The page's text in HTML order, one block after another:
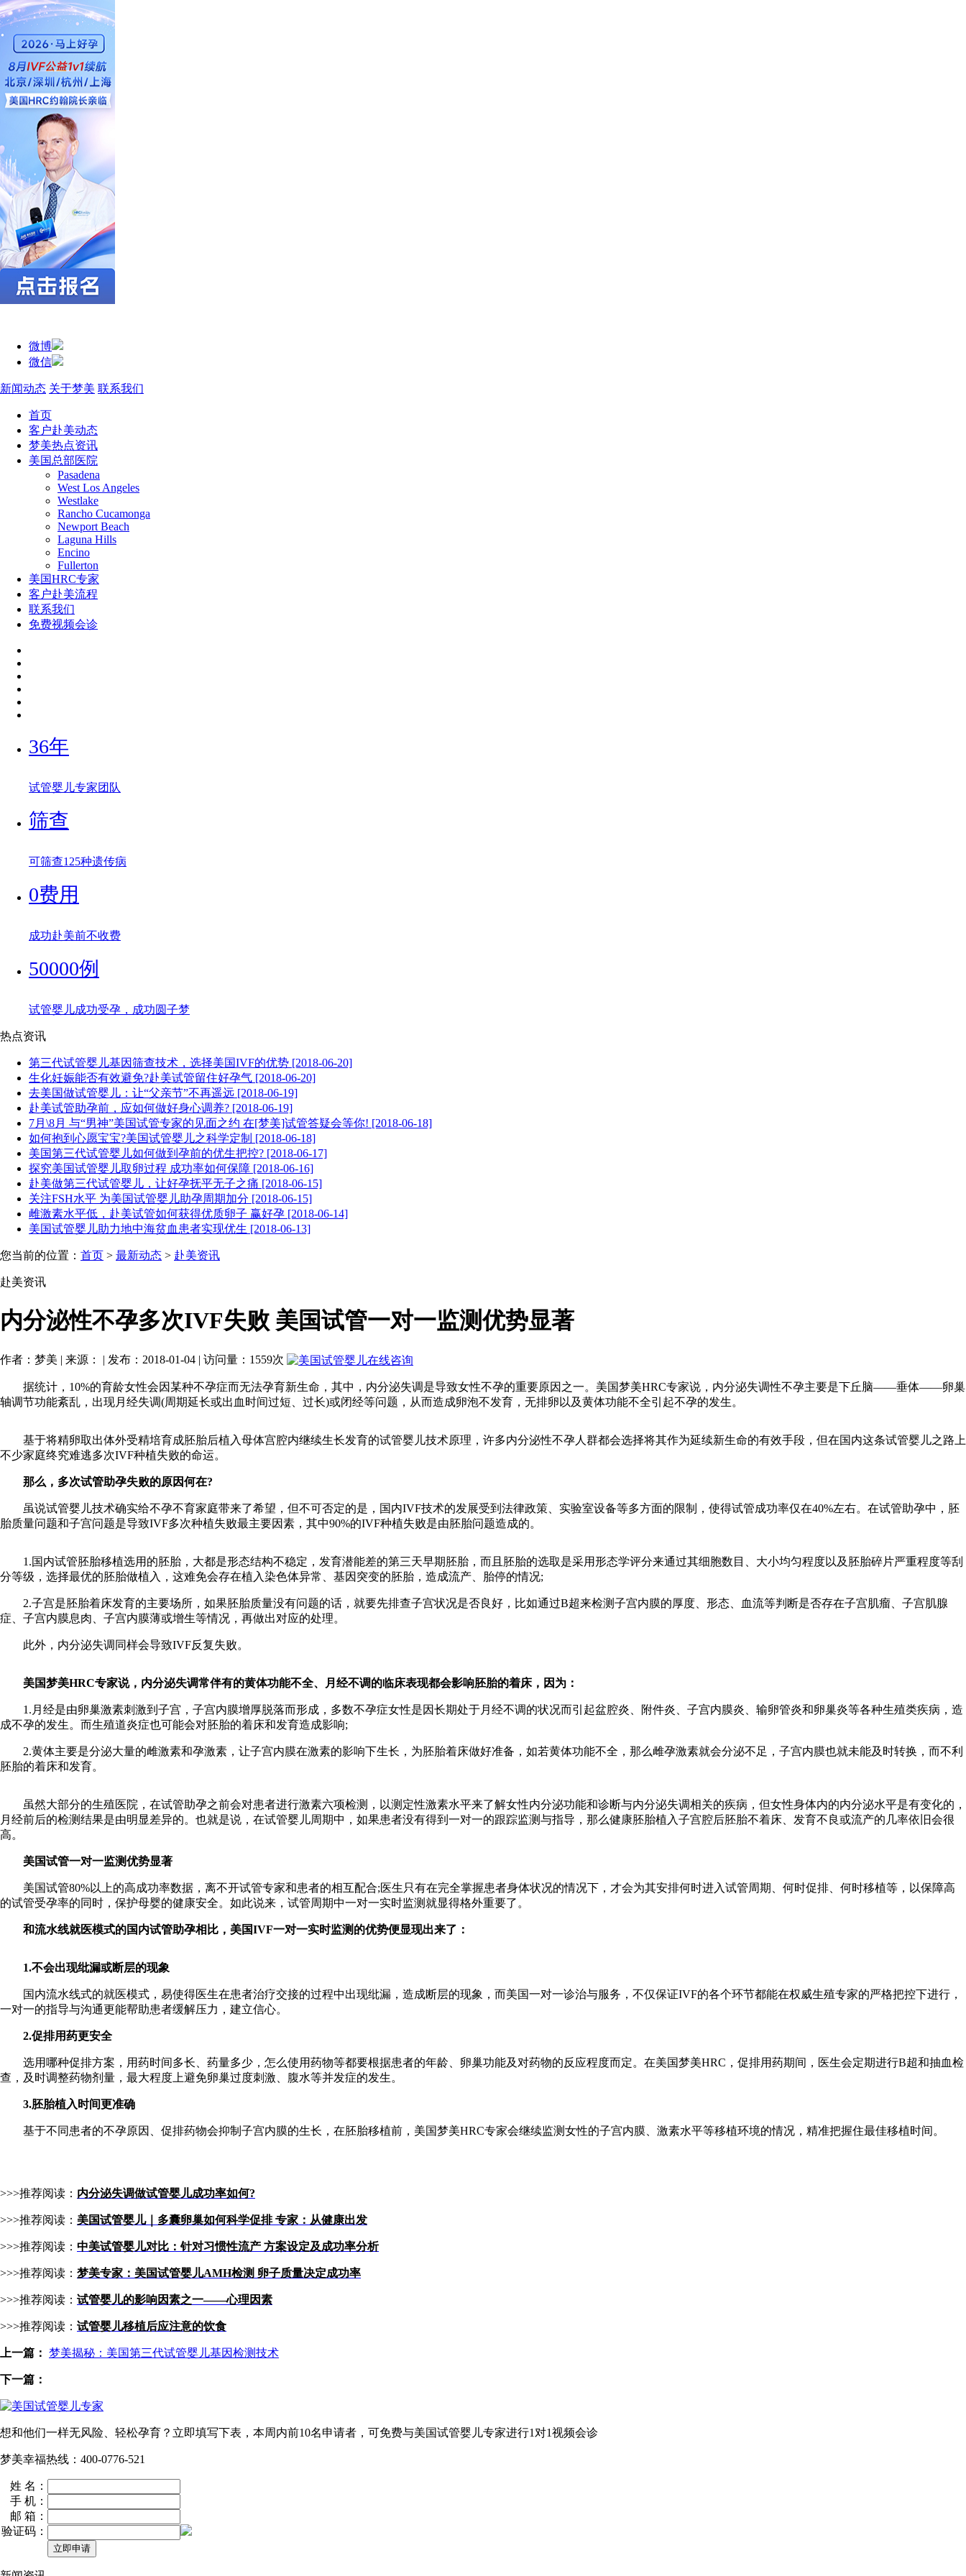
微博
微信
新闻动态 关于梦美 联系我们
首页
客户赴美动态
梦美热点资讯
美国总部医院
Pasadena
West Los Angeles
Westlake
Rancho Cucamonga
Newport Beach
Laguna Hills
Encino
Fullerton
美国HRC专家
客户赴美流程
联系我们
免费视频会诊
36年
试管婴儿专家团队
筛查
可筛查125种遗传病
0费用
成功赴美前不收费
50000例
试管婴儿成功受孕，成功圆子梦
热点资讯
第三代试管婴儿基因筛查技术，选择美国IVF的优势 [2018-06-20]
生化妊娠能否有效避免?赴美试管留住好孕气 [2018-06-20]
去美国做试管婴儿：让“父亲节”不再遥远 [2018-06-19]
赴美试管助孕前，应如何做好身心调养? [2018-06-19]
7月\8月 与“男神”美国试管专家的见面之约 在[梦美]试管答疑会等你! [2018-06-18]
如何抱到心愿宝宝?美国试管婴儿之科学定制 [2018-06-18]
美国第三代试管婴儿如何做到孕前的优生把控? [2018-06-17]
探究美国试管婴儿取卵过程 成功率如何保障 [2018-06-16]
赴美做第三代试管婴儿，让好孕抚平无子之痛 [2018-06-15]
关注FSH水平 为美国试管婴儿助孕周期加分 [2018-06-15]
雌激素水平低，赴美试管如何获得优质卵子 赢好孕 [2018-06-14]
美国试管婴儿助力地中海贫血患者实现优生 [2018-06-13]
您当前的位置： 首页 > 最新动态 > 赴美资讯
赴美资讯
内分泌性不孕多次IVF失败 美国试管一对一监测优势显著
作者：梦美 | 来源： | 发布：2018-01-04 | 访问量：1559次
据统计，10%的育龄女性会因某种不孕症而无法孕育新生命，其中，内分泌失调是导致女性不孕的重要原因之一。美国梦美HRC专家说，内分泌失调性不孕主要是下丘脑——垂体——卵巢
轴调节功能紊乱，出现月经失调(周期延长或出血时间过短、过长)或闭经等问题，从而造成卵泡不发育，无排卵以及黄体功能不全引起不孕的发生。
基于将精卵取出体外受精培育成胚胎后植入母体宫腔内继续生长发育的试管婴儿技术原理，许多内分泌性不孕人群都会选择将其作为延续新生命的有效手段，但在国内这条试管婴儿之路上
不少家庭终究难逃多次IVF种植失败的命运。
那么，多次试管助孕失败的原因何在?
虽说试管婴儿技术确实给不孕不育家庭带来了希望，但不可否定的是，国内IVF技术的发展受到法律政策、实验室设备等多方面的限制，使得试管成功率仅在40%左右。在试管助孕中，胚
胎质量问题和子宫问题是导致IVF多次种植失败最主要因素，其中90%的IVF种植失败是由胚胎问题造成的。
1.国内试管胚胎移植选用的胚胎，大都是形态结构不稳定，发育潜能差的第三天早期胚胎，而且胚胎的选取是采用形态学评分来通过其细胞数目、大小均匀程度以及胚胎碎片严重程度等刮
分等级，选择最优的胚胎做植入，这难免会存在植入染色体异常、基因突变的胚胎，造成流产、胎停的情况;
2.子宫是胚胎着床发育的主要场所，如果胚胎质量没有问题的话，就要先排查子宫状况是否良好，比如通过B超来检测子宫内膜的厚度、形态、血流等判断是否存在子宫肌瘤、子宫肌腺
症、子宫内膜息肉、子宫内膜薄或增生等情况，再做出对应的处理。
此外，内分泌失调同样会导致IVF反复失败。
美国梦美HRC专家说，内分泌失调常伴有的黄体功能不全、月经不调的临床表现都会影响胚胎的着床，因为：
1.月经是由卵巢激素刺激到子宫，子宫内膜增厚脱落而形成，多数不孕症女性是因长期处于月经不调的状况而引起盆腔炎、附件炎、子宫内膜炎、输卵管炎和卵巢炎等各种生殖类疾病，造
成不孕的发生。而生殖道炎症也可能会对胚胎的着床和发育造成影响;
2.黄体主要是分泌大量的雌激素和孕激素，让子宫内膜在激素的影响下生长，为胚胎着床做好准备，如若黄体功能不全，那么雌孕激素就会分泌不足，子宫内膜也就未能及时转换，而不利
胚胎的着床和发育。
虽然大部分的生殖医院，在试管助孕之前会对患者进行激素六项检测，以测定性激素水平来了解女性内分泌功能和诊断与内分泌失调相关的疾病，但女性身体内的内分泌水平是有变化的，
月经前后的检测结果是由明显差异的。也就是说，在试管婴儿周期中，如果患者没有得到一对一的跟踪监测与指导，那么健康胚胎植入子宫腔后胚胎不着床、发育不良或流产的几率依旧会很
高。
美国试管一对一监测优势显著
美国试管80%以上的高成功率数据，离不开试管专家和患者的相互配合;医生只有在完全掌握患者身体状况的情况下，才会为其安排何时进入试管周期、何时促排、何时移植等，以保障高
的试管受孕率的同时，保护母婴的健康安全。如此说来，试管周期中一对一实时监测就显得格外重要了。
和流水线就医模式的国内试管助孕相比，美国IVF一对一实时监测的优势便显现出来了：
1.不会出现纰漏或断层的现象
国内流水线式的就医模式，易使得医生在患者治疗交接的过程中出现纰漏，造成断层的现象，而美国一对一诊治与服务，不仅保证IVF的各个环节都能在权威生殖专家的严格把控下进行，
一对一的指导与沟通更能帮助患者缓解压力，建立信心。
2.促排用药更安全
选用哪种促排方案，用药时间多长、药量多少，怎么使用药物等都要根据患者的年龄、卵巢功能及对药物的反应程度而定。在美国梦美HRC，促排用药期间，医生会定期进行B超和抽血检
查，及时调整药物剂量，最大程度上避免卵巢过度刺激、腹水等并发症的发生。
3.胚胎植入时间更准确
基于不同患者的不孕原因、促排药物会抑制子宫内膜的生长，在胚胎移植前，美国梦美HRC专家会继续监测女性的子宫内膜、激素水平等移植环境的情况，精准把握住最佳移植时间。
>>>推荐阅读： 内分泌失调做试管婴儿成功率如何?
>>>推荐阅读： 美国试管婴儿｜多囊卵巢如何科学促排 专家：从健康出发
>>>推荐阅读： 中美试管婴儿对比：针对习惯性流产 方案设定及成功率分析
>>>推荐阅读： 梦美专家：美国试管婴儿AMH检测 卵子质量决定成功率
>>>推荐阅读： 试管婴儿的影响因素之一——心理因素
>>>推荐阅读： 试管婴儿移植后应注意的饮食
上一篇： 梦美揭秘：美国第三代试管婴儿基因检测技术
下一篇：
想和他们一样无风险、轻松孕育？立即填写下表，本周内前10名申请者，可免费与美国试管婴儿专家进行1对1视频会诊
梦美幸福热线：400-0776-521
姓 名：
手 机：
邮 箱：
验证码：